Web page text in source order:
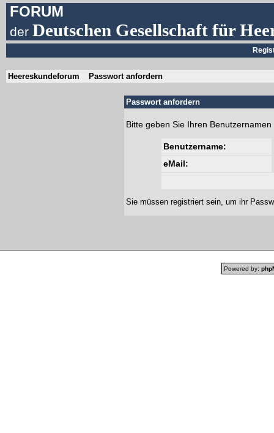
FORUM
derDeutschen Gesellschaft für
Heereskundeforum Passwort anfordern
Passwort anfordern
Bitte geben Sie Ihren
Benutzername:
eMail:
Sie müssenregistriert sein, um ihr
Powered by: